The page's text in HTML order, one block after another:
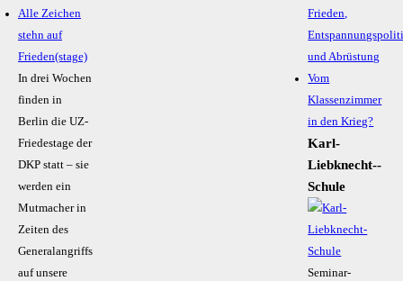
Alle Zeichen
stehn auf
Frieden(stage)
In drei Wochen
finden in
Berlin die UZ-
Friedestage der
DKP statt – sie
werden ein
Mutmacher in
Zeiten des
Generalangriffs
auf unsere
Frieden,
und Abrüstung
Vom
Klassenzimmer
in den Krieg?
Karl-
Liebknecht-­
Schule
Seminar-